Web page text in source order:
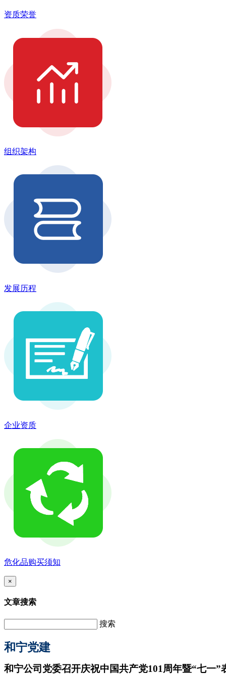
资质荣誉
组织架构
发展历程
企业资质
危化品购买须知
×
文章搜索
搜索
和宁党建
和宁公司党委召开庆祝中国共产党101周年暨“七一”